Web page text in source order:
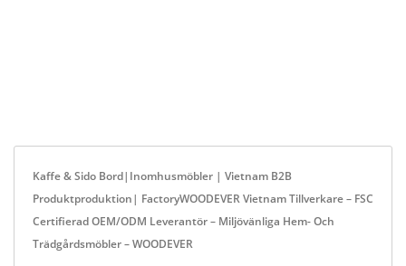
Kaffe & Sido Bord|Inomhusmöbler | Vietnam B2B
Produktproduktion| FactoryWOODEVER Vietnam Tillverkare – FSC
Certifierad OEM/ODM Leverantör – Miljövänliga Hem- Och
Trädgårdsmöbler – WOODEVER